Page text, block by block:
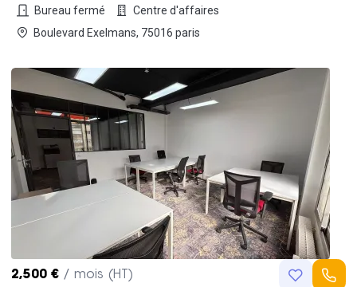
Bureau fermé
Centre d'affaires
Boulevard Exelmans, 75016 paris
2,500 € / mois (HT)